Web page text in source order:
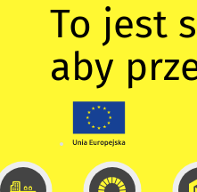
To jest
aby